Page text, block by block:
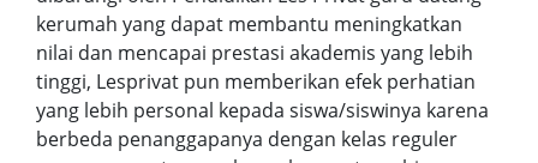
kerumah yang dapat membantu meningkatkan
nilai dan mencapai prestasi akademis yang lebih
tinggi, Lesprivat pun memberikan efek perhatian
yang lebih personal kepada siswa/siswinya karena
berbeda penanggapanya dengan kelas reguler